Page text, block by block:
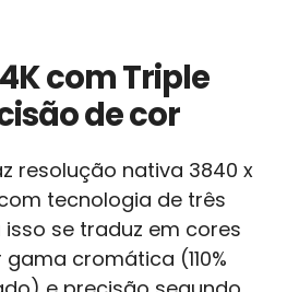
com Triple
de cor
resolução nativa 3840 x
tecnologia de três
se traduz em cores
cromática (110%